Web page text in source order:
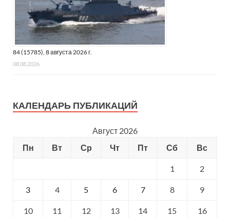
84 (15785), 8 августа 2026 г.
08.08.2026
КАЛЕНДАРЬ ПУБЛИКАЦИЙ
Август 2026
Пн
Вт Ср Чт Пт Сб Вс
1 2
3 4 5 6 7 8 9
10 11 12 13 14 15 16